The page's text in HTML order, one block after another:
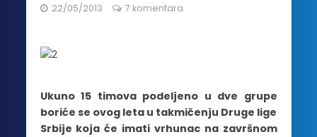
22/05/2013 7 komentara
Ukuno 15 timova podeljeno u dve grupe
boriće se ovog leta u takmičenju Druge lige
Srbije koja će imati vrhunac na završnom